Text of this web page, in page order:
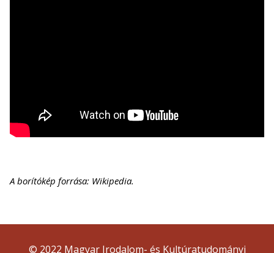
A borítókép forrása: Wikipedia.
© 2022 Magyar Irodalom- és Kultúratudományi